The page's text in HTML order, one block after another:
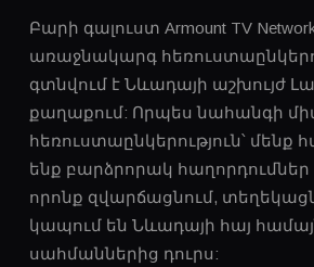
Բարի գալուստ Armount TV
առաջնակարգ
գտնվում է Նևադայի աշխույժ
քաղաքում: Որպես նահանգի
հեռուստաընկերություն՝
ենք բարձրորակ հաղորդումներ
որոնք զվարճացնում,
կապում են Նևադայի հայ
սահմաններից դուրս: